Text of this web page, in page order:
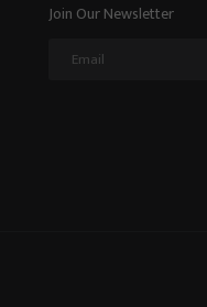
Join Our Newsletter